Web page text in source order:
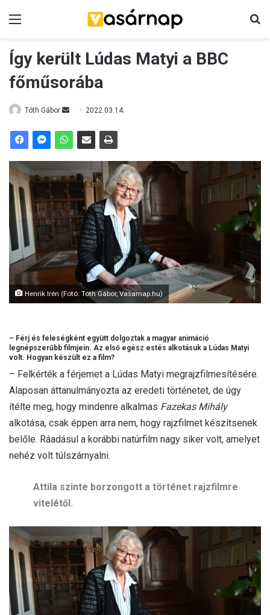
Így került Lúdas Matyi a BBC
főműsorába
Tóth Gábor
n
e
m
a
l
2022.03.14.
Henrik Irén (Fotó: Tóth Gábor, Vasarnap.hu)
– Férj és feleségként együtt dolgoztak a magyar animáció
legnépszerűbb filmjein. Az első egész estés alkotásuk a Lúdas Matyi
volt. Hogyan készült ez a film?
– Felkérték a férjemet a Lúdas Matyi megrajzfilmesítésére.
Alaposan áttanulmányozta az eredeti történetet, de úgy
ítélte meg, hogy mindenre alkalmas Fazekas Mihály
alkotása, csak éppen arra nem, hogy rajzfilmet készítsenek
belőle. Ráadásul a korábbi natúrfilm nagy siker volt, amelyet
nehéz volt túlszárnyalni.
Attila szinte borzongott a történet rajzfilmre
vitelétől.